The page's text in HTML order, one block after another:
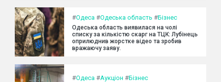
#Одеса #Одеська область #Бізнес
Одеська область виявилася на чолі
списку за кількістю скарг на ТЦК: Лубінець
оприлюднив жорстке відео та зробив
вражаючу заяву.
#Одеса #Аукціон #Бізнес